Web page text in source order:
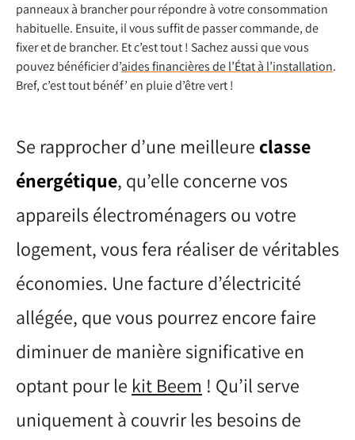
panneaux à brancher pour répondre à votre consommation
habituelle. Ensuite, il vous suffit de passer commande, de
fixer et de brancher. Et c’est tout ! Sachez aussi que vous
pouvez bénéficier d’aides financières de l’État à l’installation.
Bref, c’est tout bénéf’ en pluie d’être vert !
Se rapprocher d’une meilleure classe
énergétique, qu’elle concerne vos
appareils électroménagers ou votre
logement, vous fera réaliser de véritables
économies. Une facture d’électricité
allégée, que vous pourrez encore faire
diminuer de manière significative en
optant pour le kit Beem ! Qu’il serve
uniquement à couvrir les besoins de